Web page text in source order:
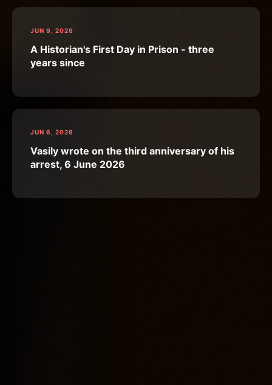
JUN 9, 2026
A Historian's First Day in Prison - three
years since
JUN 6, 2026
Vasily wrote on the third anniversary of his
arrest, 6 June 2026